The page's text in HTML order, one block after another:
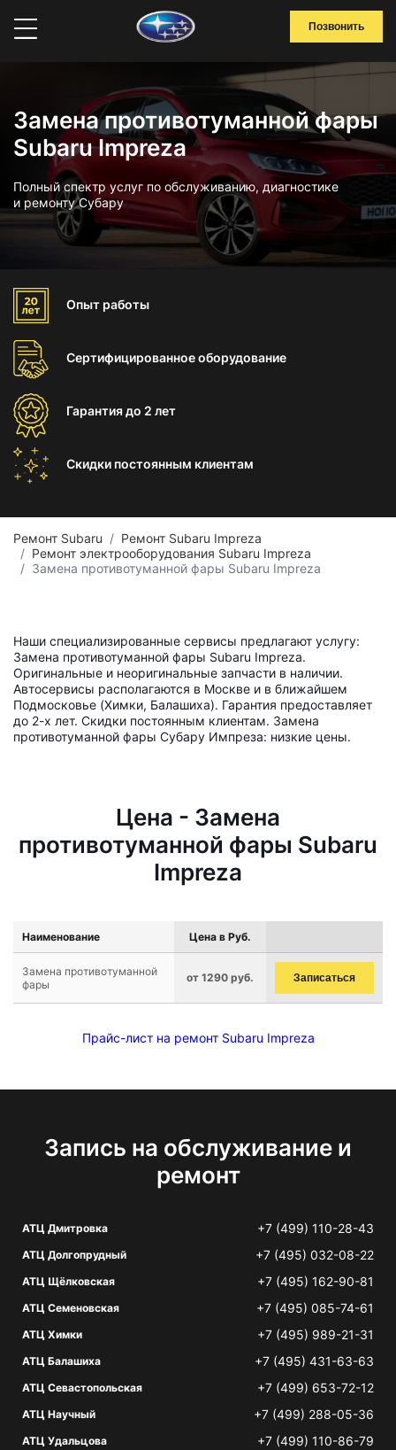
Позвонить
Замена противотуманной фары
Subaru Impreza
Полный спектр услуг по обслуживанию, диагностике
и ремонту Субару
Опыт работы
Сертифицированноеоборудование
Гарантиядо 2 лет
Скидки постоянным клиентам
Ремонт Subaru
Ремонт Subaru Impreza
Ремонт электрооборудования Subaru Impreza
Замена противотуманной фары Subaru Impreza
Наши специализированные сервисы предлагают услугу:
Замена противотуманной фары Subaru Impreza.
Оригинальные и неоригинальные запчасти в наличии.
Автосервисы располагаются в Москве и в ближайшем
Подмосковье (Химки, Балашиха). Гарантия предоставляет
до 2-х лет. Скидки постоянным клиентам. Замена
противотуманной фары Субару Импреза: низкие цены.
Цена - Замена
противотуманной фары Subaru
Impreza
Наименование Цена в Руб.
Замена противотуманной
фары
от 1290 руб. Записаться
Прайс-лист на ремонт Subaru Impreza
Запись на обслуживание и
ремонт
АТЦ Дмитровка +7 (499) 110-28-43
АТЦ Долгопрудный +7 (495) 032-08-22
АТЦ Щёлковская +7 (495) 162-90-81
АТЦ Семеновская +7 (495) 085-74-61
АТЦ Химки +7 (495) 989-21-31
АТЦ Балашиха +7 (495) 431-63-63
АТЦ Севастопольская +7 (499) 653-72-12
АТЦ Научный +7 (499) 288-05-36
АТЦ Удальцова +7 (499) 110-86-79